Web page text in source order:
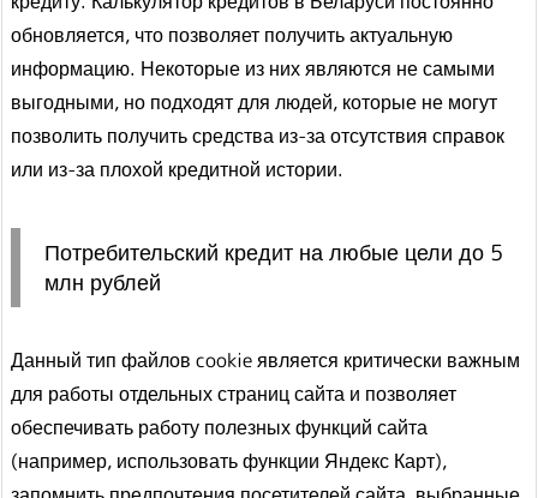
обновляется, что позволяет получить актуальную
информацию. Некоторые из них являются не самыми
выгодными, но подходят для людей, которые не могут
позволить получить средства из-за отсутствия справок
или из-за плохой кредитной истории.
Потребительский кредит на любые цели до 5
млн рублей
Данный тип файлов cookie является критически важным
для работы отдельных страниц сайта и позволяет
обеспечивать работу полезных функций сайта
(например, использовать функции Яндекс Карт),